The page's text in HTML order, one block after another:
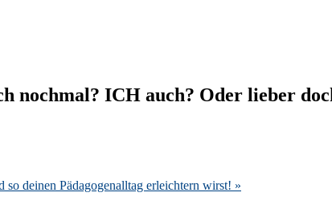
nochmal? ICH auch? Oder lieber
deinen Pädagogenalltag erleichtern wirst! »